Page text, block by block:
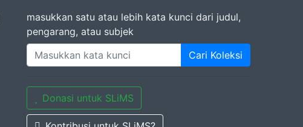
masukkan satu atau lebih kata kunci dari judul,
pengarang, atau subjek
Cari Koleksi
Donasi untuk SLiMS